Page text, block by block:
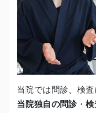
当院では問診、検査
当院独自の問診・検